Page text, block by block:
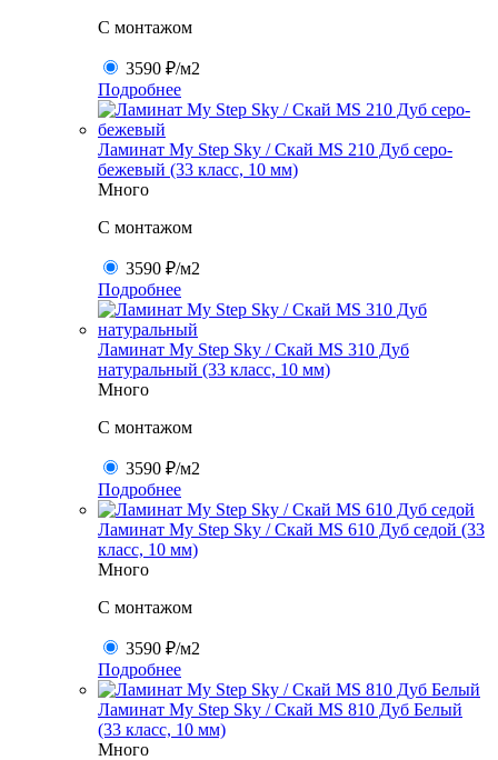
C монтажом
3590 ₽/м2
Подробнее
Ламинат My Step Sky / Скай MS 210 Дуб серо-
бежевый (33 класс, 10 мм)
Много
C монтажом
3590 ₽/м2
Подробнее
Ламинат My Step Sky / Скай MS 310 Дуб
натуральный (33 класс, 10 мм)
Много
C монтажом
3590 ₽/м2
Подробнее
Ламинат My Step Sky / Скай MS 610 Дуб седой (33
класс, 10 мм)
Много
C монтажом
3590 ₽/м2
Подробнее
Ламинат My Step Sky / Скай MS 810 Дуб Белый
(33 класс, 10 мм)
Много